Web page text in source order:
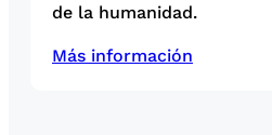
de la humanidad.
Más información